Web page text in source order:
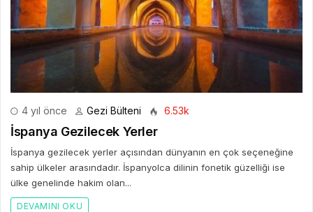
4 yıl önce Gezi Bülteni 6.53k
İspanya Gezilecek Yerler
İspanya gezilecek yerler açısından dünyanın en çok seçeneğine
sahip ülkeler arasındadır. İspanyolca dilinin fonetik güzelliği ise
ülke genelinde hakim olan...
DEVAMINI OKU